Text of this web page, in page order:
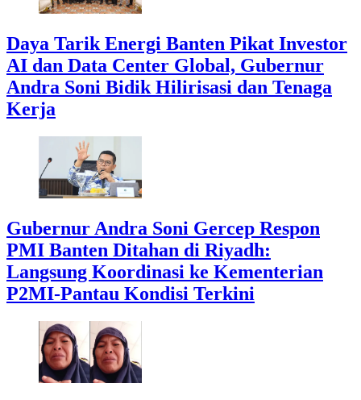
Daya Tarik Energi Banten Pikat Investor
AI dan Data Center Global, Gubernur
Andra Soni Bidik Hilirisasi dan Tenaga
Kerja
Gubernur Andra Soni Gercep Respon
PMI Banten Ditahan di Riyadh:
Langsung Koordinasi ke Kementerian
P2MI-Pantau Kondisi Terkini